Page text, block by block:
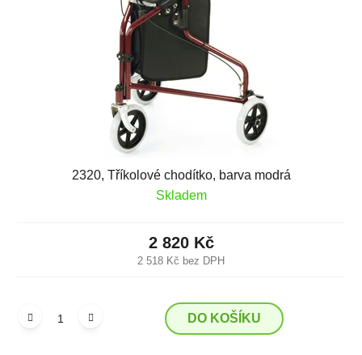
2320, Tříkolové chodítko, barva modrá
Skladem
2 518 Kč bez DPH
2 820 Kč
DO KOŠÍKU